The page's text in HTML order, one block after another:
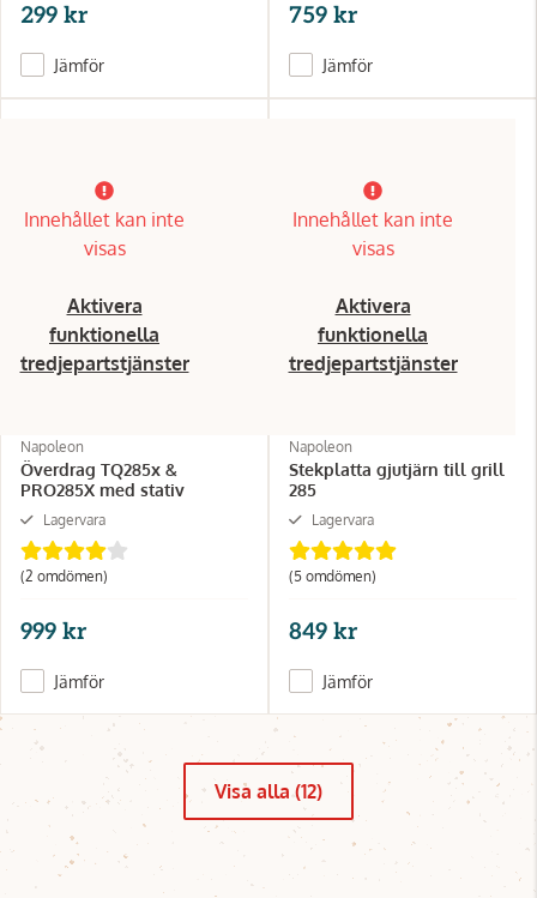
299 kr
Jämför
759 kr
Jämför
Innehållet kan inte
visas
Aktivera
funktionella
tredjepartstjänster
Napoleon
Överdrag TQ285x &
PRO285X med stativ
Lagervara
(2 omdömen)
999 kr
Jämför
Innehållet kan inte
visas
Aktivera
funktionella
tredjepartstjänster
Napoleon
Stekplatta gjutjärn till grill
285
Lagervara
(5 omdömen)
849 kr
Jämför
Visa alla (12)